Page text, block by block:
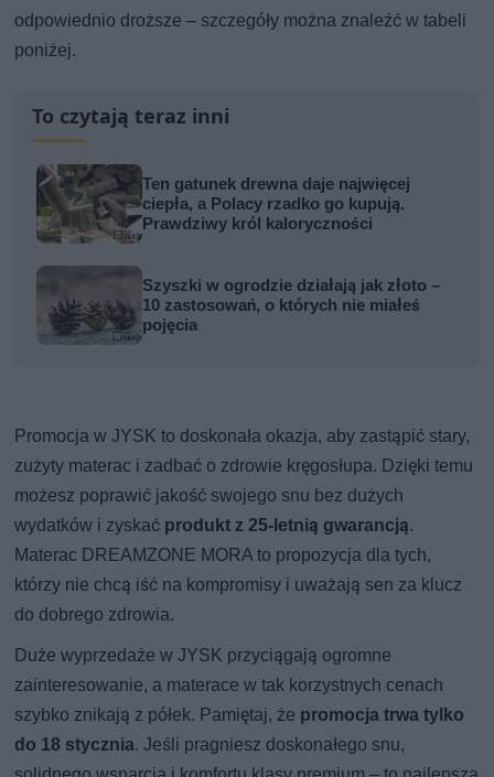
odpowiednio droższe – szczegóły można znaleźć w tabeli
poniżej.
To czytają teraz inni
Ten gatunek drewna daje najwięcej
ciepła, a Polacy rzadko go kupują.
Prawdziwy król kaloryczności
Szyszki w ogrodzie działają jak złoto –
10 zastosowań, o których nie miałeś
pojęcia
Promocja w JYSK to doskonała okazja, aby zastąpić stary,
zużyty materac i zadbać o zdrowie kręgosłupa. Dzięki temu
możesz poprawić jakość swojego snu bez dużych
wydatków i zyskać produkt z 25-letnią gwarancją.
Materac DREAMZONE MORA to propozycja dla tych,
którzy nie chcą iść na kompromisy i uważają sen za klucz
do dobrego zdrowia.
Duże wyprzedaże w JYSK przyciągają ogromne
zainteresowanie, a materace w tak korzystnych cenach
szybko znikają z półek. Pamiętaj, że promocja trwa tylko
do 18 stycznia. Jeśli pragniesz doskonałego snu,